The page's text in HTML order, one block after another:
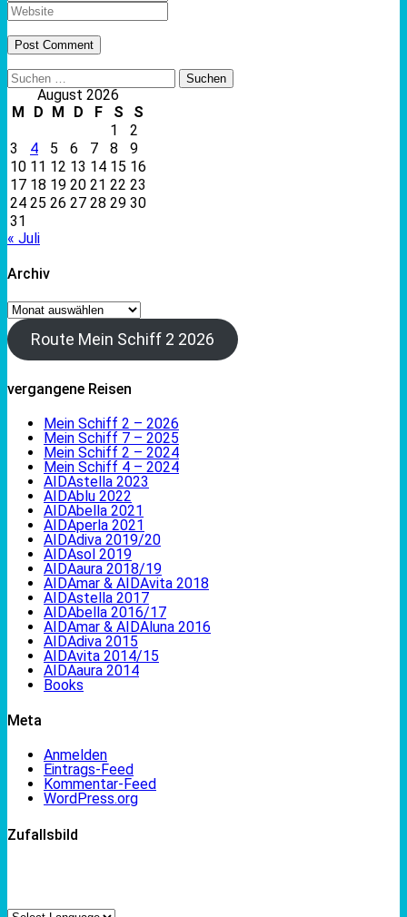
Suchen
nach:August 2026
M
D M D F S
S
1
2
3
4 5 6 7 8
9
10 11 12 13 14 15 16
17 18 19 20 21 22 23
24 25 26 27 28 29 30
31
« Juli
Archiv
Archiv
Route Mein Schiff 2 2026
vergangene Reisen
Mein Schiff 2 – 2026
Mein Schiff 7 – 2025
Mein Schiff 2 – 2024
Mein Schiff 4 – 2024
AIDAstella 2023
AIDAblu 2022
AIDAbella 2021
AIDAperla 2021
AIDAdiva 2019/20
AIDAsol 2019
AIDAaura 2018/19
AIDAmar & AIDAvita 2018
AIDAstella 2017
AIDAbella 2016/17
AIDAmar & AIDAluna 2016
AIDAdiva 2015
AIDAvita 2014/15
AIDAaura 2014
Books
Meta
Anmelden
Eintrags-Feed
Kommentar-Feed
WordPress.org
Zufallsbild